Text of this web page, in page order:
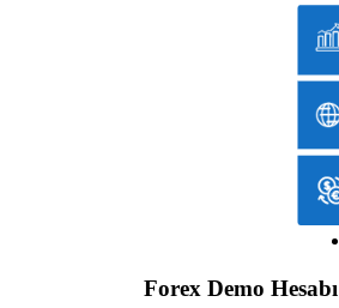
Forex Demo Hesabı